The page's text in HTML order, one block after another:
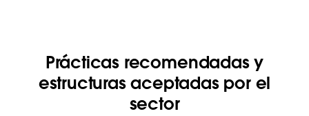
Prácticas recomendadas y
estructuras aceptadas por el
sector